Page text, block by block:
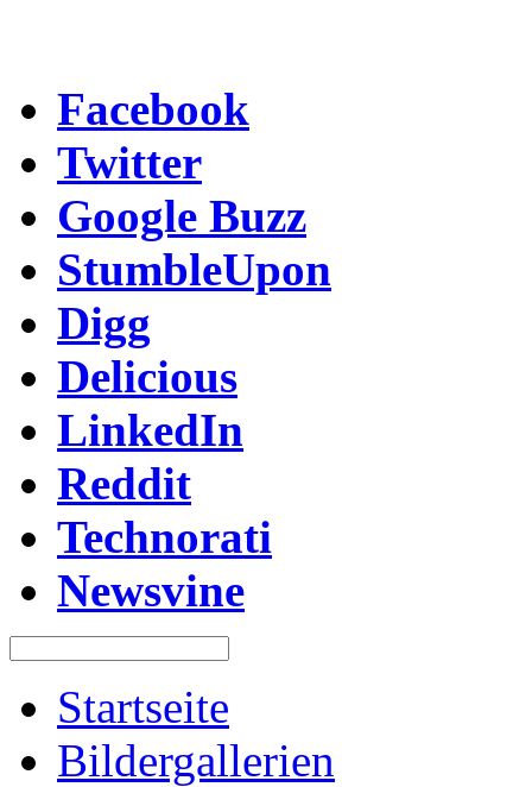
Facebook
Twitter
Google Buzz
StumbleUpon
Digg
Delicious
LinkedIn
Reddit
Technorati
Newsvine
Startseite
Bildergallerien